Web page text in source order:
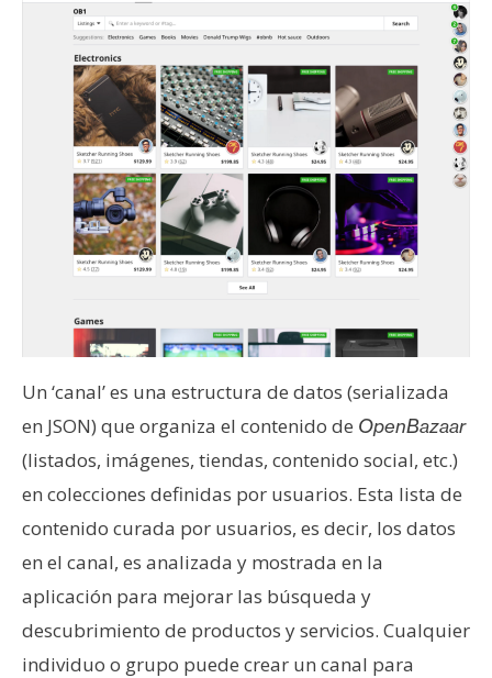
Un ‘canal’ es una estructura de datos (serializada
en JSON) que organiza el contenido de OpenBazaar
(listados, imágenes, tiendas, contenido social, etc.)
en colecciones definidas por usuarios. Esta lista de
contenido curada por usuarios, es decir, los datos
en el canal, es analizada y mostrada en la
aplicación para mejorar las búsqueda y
descubrimiento de productos y servicios. Cualquier
individuo o grupo puede crear un canal para